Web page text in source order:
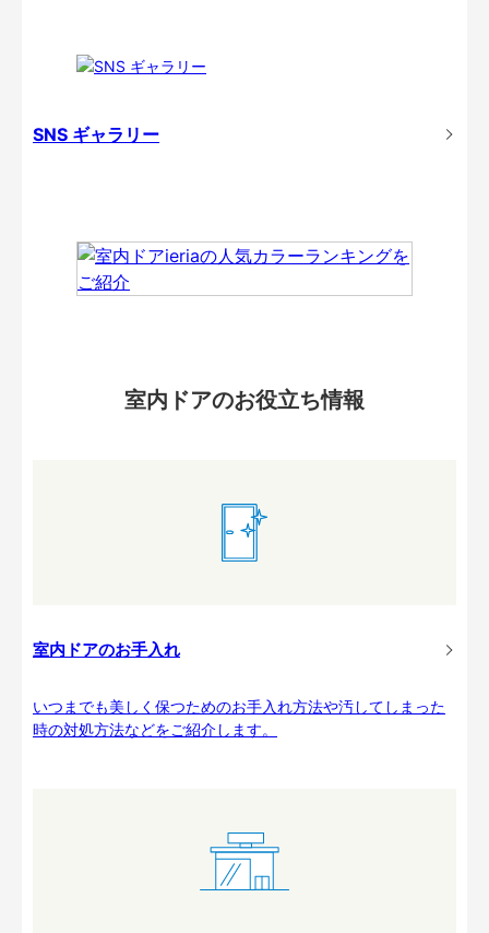
SNS ギャラリー
室内ドアのお役立ち情報
室内ドアのお手入れ
いつまでも美しく保つためのお手入れ方法や汚してしまった
時の対処方法などをご紹介します。